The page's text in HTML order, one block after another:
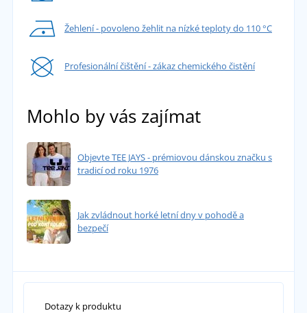
Žehlení - povoleno žehlit na nízké teploty do 110 °C
Profesionální čištění - zákaz chemického čistění
Mohlo by vás zajímat
Objevte TEE JAYS - prémiovou dánskou značku s
tradicí od roku 1976
Jak zvládnout horké letní dny v pohodě a
bezpečí
Dotazy k produktu